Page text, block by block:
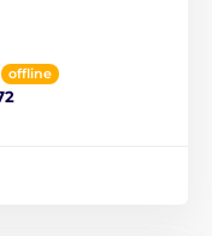
offline